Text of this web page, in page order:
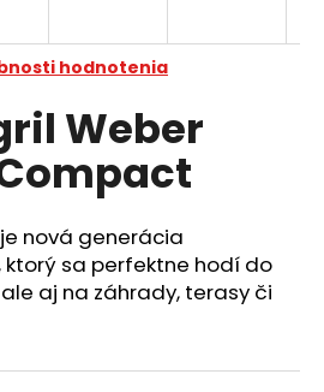
hodnotenia
Weber
nová generácia
ktorý sa perfektne hodí do
aj na záhrady, terasy či
HĽADAŤ